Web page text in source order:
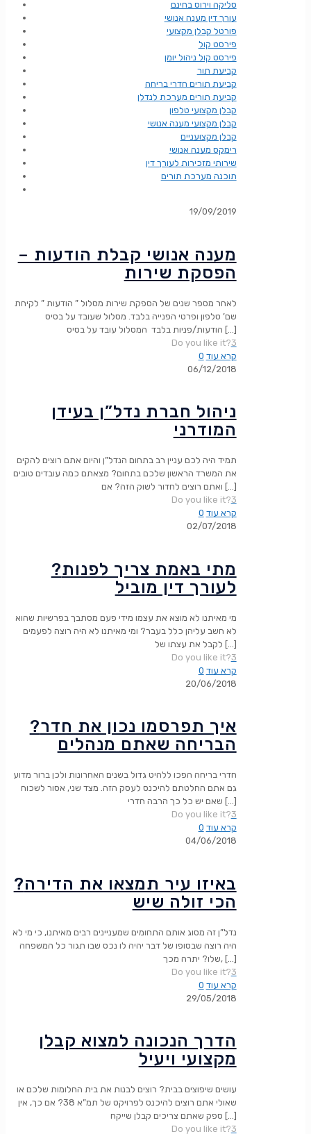
סליקה וירוס בחינם
עורך דין מענה אנושי
פורטל קבלן מקצועי
פירסט קול
פירסט קול ניהול יומן
קביעת תור
קביעת תורים חדרי בריחה
קביעת תורים מערכת לנדלן
קבלן מקצועי טלפון
קבלן מקצועי מענה אנושי
קבלן מקצועניים
רימקס מענה אנושי
שירותי מזכירות לעורך דין
תוכנה מערכת תורים
19/09/2019
מענה אנושי קבלת הודעות –
הפסקת שירות
לאחר מספר שנים של הספקת שירות מסלול ” הודעות ” לקיחת
שם’ טלפון ופרטי הפנייה בלבד. מסלול שעובד על בסיס
הודעות/פניות בלבד המסלול עובד על בסיס […]
Do you like it?3
0 קרא עוד
06/12/2018
ניהול חברת נדל”ן בעידן
המודרני
תמיד היה לכם עניין רב בתחום הנדל”ן והיום אתם רוצים להקים
את המשרד הראשון שלכם בתחום? מצאתם כמה עובדים טובים
ואתם רוצים לחדור לשוק הזה? אם […]
Do you like it?3
0 קרא עוד
02/07/2018
?מתי באמת צריך לפנות
לעורך דין מוביל
מי מאיתנו לא מוצא את עצמו מידי פעם מסתבך בפרשיות שהוא
לא חשב עליהן כלל בעבר? ומי מאיתנו לא היה רוצה לפעמים
לקבל את עצתו של […]
Do you like it?3
0 קרא עוד
20/06/2018
?איך תפרסמו נכון את חדר
הבריחה שאתם מנהלים
חדרי בריחה הפכו ללהיט גדול בשנים האחרונות ולכן ברור מדוע
גם אתם החלטתם להיכנס לעסק הזה. מצד שני, אסור לשכוח
שאם יש כל כך הרבה חדרי […]
Do you like it?3
0 קרא עוד
04/06/2018
?באיזו עיר תמצאו את הדירה
הכי זולה שיש
נדל”ן זה מסוג אותם התחומים שמעניינים רבים מאיתנו, כי מי לא
היה רוצה שבסופו של דבר יהיה לו נכס שבו תגור כל המשפחה
שלו? יתרה מכך,[…]
Do you like it?3
0 קרא עוד
29/05/2018
הדרך הנכונה למצוא קבלן
מקצועי ויעיל
עושים שיפוצים בבית? רוצים לבנות את בית החלומות שלכם או
שאולי אתם רוצים להיכנס לפרויקט של תמ”א 38? אם כך, אין
ספק שאתם צריכים קבלן שייקח […]
Do you like it?3